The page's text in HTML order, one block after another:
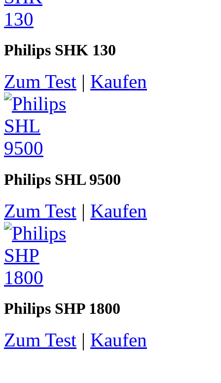
Philips SHK 130
Zum Test | Kaufen
Philips SHL 9500
Zum Test | Kaufen
Philips SHP 1800
Zum Test | Kaufen